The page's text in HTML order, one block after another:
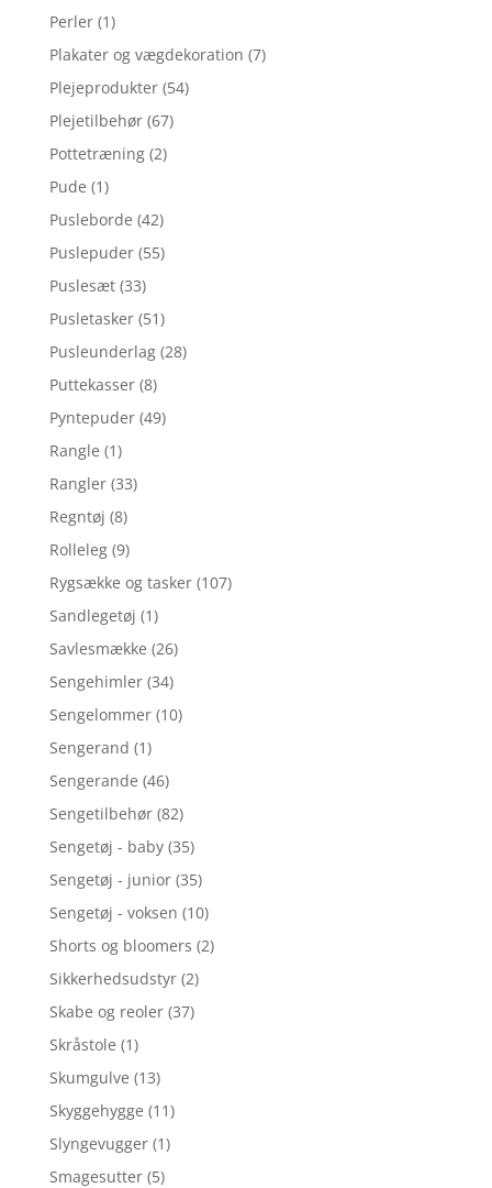
Perler (1)
Plakater og vægdekoration (7)
Plejeprodukter (54)
Plejetilbehør (67)
Pottetræning (2)
Pude (1)
Pusleborde (42)
Puslepuder (55)
Puslesæt (33)
Pusletasker (51)
Pusleunderlag (28)
Puttekasser (8)
Pyntepuder (49)
Rangle (1)
Rangler (33)
Regntøj (8)
Rolleleg (9)
Rygsække og tasker (107)
Sandlegetøj (1)
Savlesmække (26)
Sengehimler (34)
Sengelommer (10)
Sengerand (1)
Sengerande (46)
Sengetilbehør (82)
Sengetøj - baby (35)
Sengetøj - junior (35)
Sengetøj - voksen (10)
Shorts og bloomers (2)
Sikkerhedsudstyr (2)
Skabe og reoler (37)
Skråstole (1)
Skumgulve (13)
Skyggehygge (11)
Slyngevugger (1)
Smagesutter (5)